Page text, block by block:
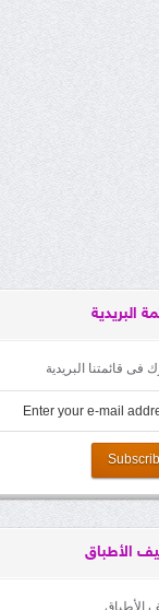
البريدية
فى قائمتنا البريدية
الأطباق
الأطباق